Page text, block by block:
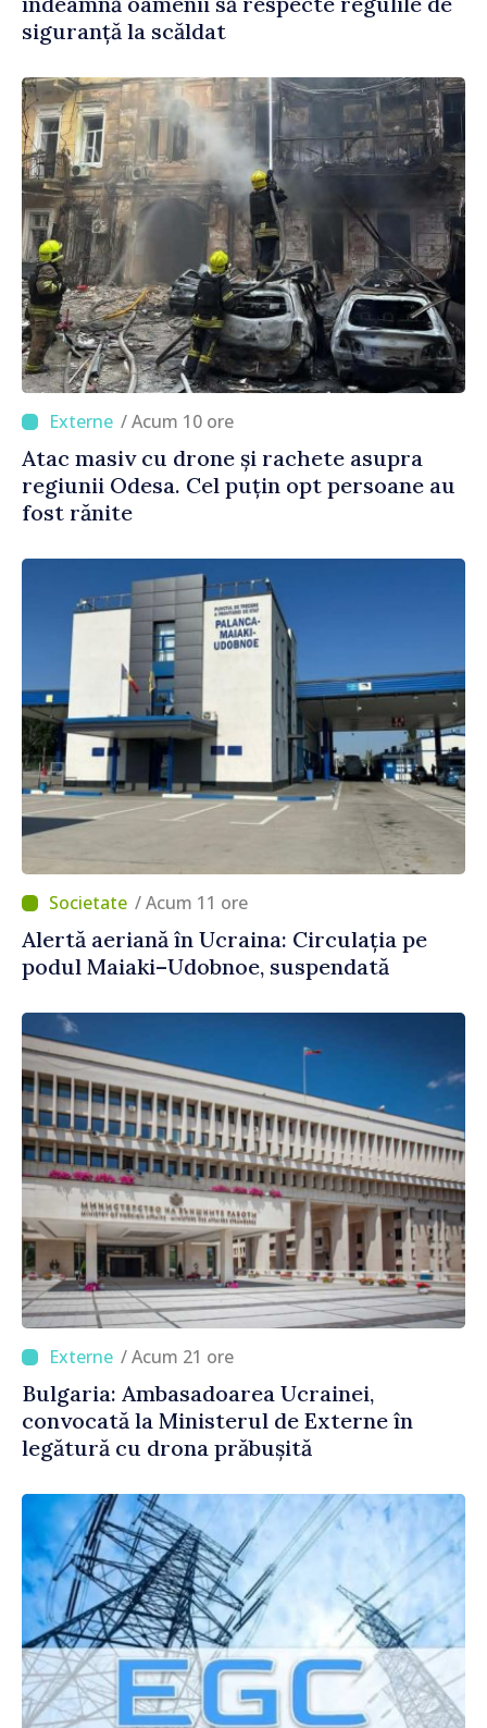
siguranță la scăldat
/ Acum 10 ore
Atac masiv cu drone și rachete asupra
regiunii Odesa. Cel puțin opt persoane au
fost rănite
/ Acum 11 ore
Alertă aeriană în Ucraina: Circulația pe
podul Maiaki–Udobnoe, suspendată
/ Acum 21 ore
Bulgaria: Ambasadoarea Ucrainei,
convocată la Ministerul de Externe în
legătură cu drona prăbușită